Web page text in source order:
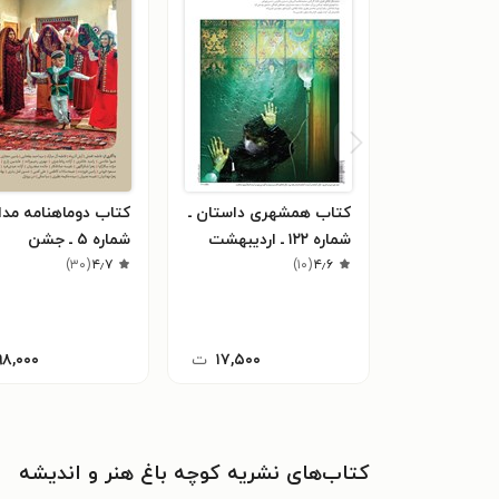
کتاب همشهری داستان ـ
شماره ۱۲۲ ـ اردیبهشت
۱۴۰۰۴٫۶(۱۰)
۱۷,۵۰۰ ت
کتاب دوماهنامه
شماره ۵ ـ جشن
۴٫۷(۳۰)
کتاب‌های نشریه کوچه باغ هنر و اندیشه